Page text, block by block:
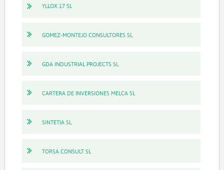
YLLOX 17 SL
GOMEZ-MONTEJO CONSULTORES SL
GDA INDUSTRIAL PROJECTS SL
CARTERA DE INVERSIONES MELCA SL
SINTETIA SL
TORSA CONSULT SL